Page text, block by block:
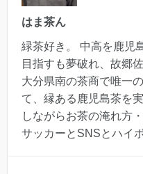
はま茶ん
緑茶好き。 中高を鹿児
目指すも夢破れ、故郷
大分県南の茶商で唯一
て、縁ある鹿児島茶を
しながらお茶の淹れ方
サッカーとSNSとハイ